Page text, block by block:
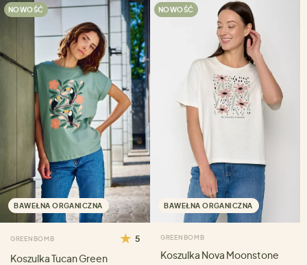
NOWOŚĆ
BAWEŁNA ORGANICZNA
GREENBOMB 5
Koszulka Tucan Green
NOWOŚĆ
BAWEŁNA ORGANICZNA
GREENBOMB
Koszulka Nova Moonstone